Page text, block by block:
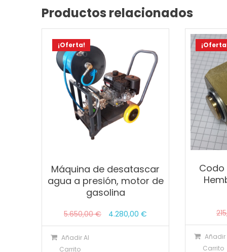
Productos relacionados
¡Oferta!
Máquina de desatascar
agua a presión, motor de
gasolina
5.650,00€
El
precio
4.280,00€
precio
Añadir Al
Carrito
Codo
Añadir
Carrito